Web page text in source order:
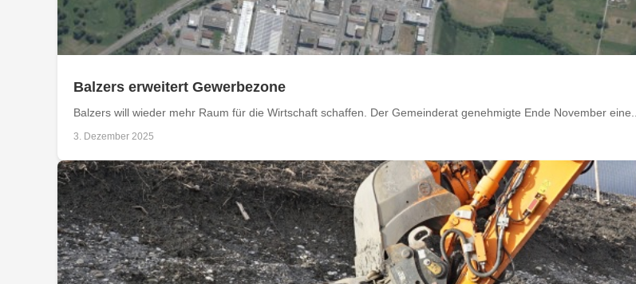
Balzers erweitert Gewerbezone
Balzers will wieder mehr Raum für die Wirtschaft schaffen. Der Gemeinderat genehmigte Ende November eine...
3. Dezember 2025